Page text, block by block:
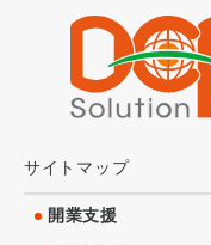
サイトマップ
開業支援